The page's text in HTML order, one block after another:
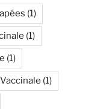
(1)
(1)
(1)
(1)